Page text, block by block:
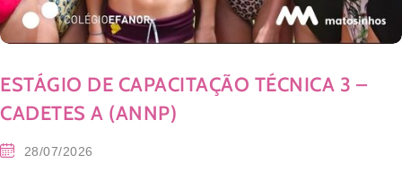
ESTÁGIO DE CAPACITAÇÃO TÉCNICA 3 –
CADETES A (ANNP)
28/07/2026